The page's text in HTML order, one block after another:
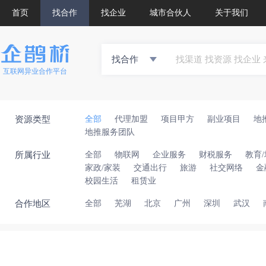
首页 找合作 找企业 城市合伙人 关于我们
互联网异业合作平台
找合作
资源类型 全部 代理加盟 项目甲方 副业项目
地
地推服务团队
所属行业 全部 物联网 企业服务 财税服务
教育/
家政/家装
交通出行 旅游 社交网络
金
校园生活
租赁业
合作地区 全部 芜湖 北京 广州 深圳 武汉